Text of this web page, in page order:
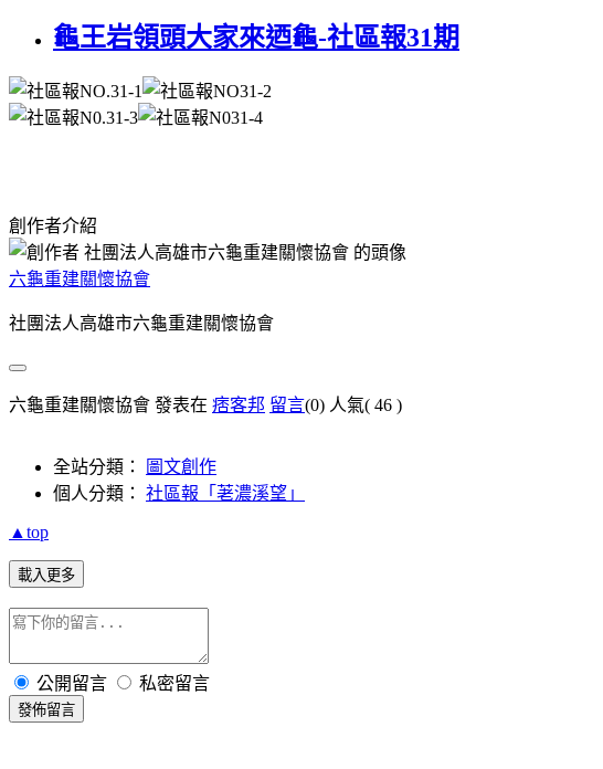
龜王岩領頭大家來迺龜-社區報31期
創作者介紹
六龜重建關懷協會
社團法人高雄市六龜重建關懷協會
六龜重建關懷協會 發表在 痞客邦 留言(0) 人氣( 46 )
全站分類：
圖文創作
個人分類： 社區報「荖濃溪望」
▲top
載入更多
公開留言 私密留言
發佈留言